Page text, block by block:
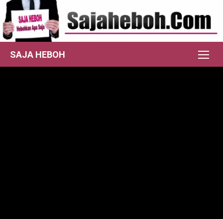
Skip
to
content
SAJA HEBOH